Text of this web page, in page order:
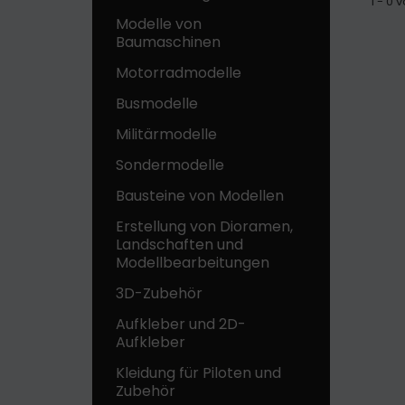
Modelle von
Baumaschinen
Motorradmodelle
Busmodelle
Militärmodelle
Sondermodelle
Bausteine ​​von Modellen
Erstellung von Dioramen,
Landschaften und
Modellbearbeitungen
3D-Zubehör
Aufkleber und 2D-
Aufkleber
Kleidung für Piloten und
Zubehör